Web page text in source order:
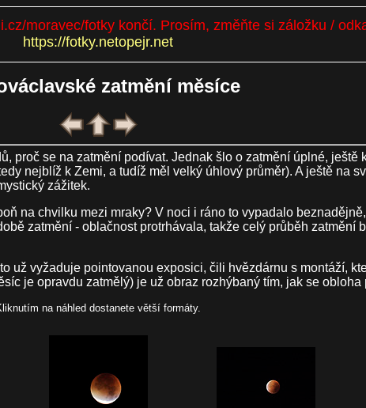
moravec/fotky končí. Prosím, změňte si záložku /
https://fotky.netopejr.net
zatmění měsíce
proč se na zatmění podívat. Jednak šlo o zatmění úplné, ještě
nejblíž k Zemi, a tudíž měl velký úhlový průměr). A ještě na
zážitek.
na chvilku mezi mraky? V noci i ráno to vypadalo
zatmění - oblačnost protrhávala, takže celý průběh zatmění
už vyžaduje pointovanou exposici, čili hvězdárnu s montáží,
je opravdu zatmělý) je už obraz rozhýbaný tím, jak se obloha
na náhled dostanete větší formáty.